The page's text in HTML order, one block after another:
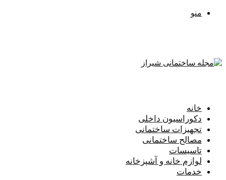
منو
خانه
دکوراسیون داخلی
تجهیزات ساختمانی
مصالح ساختمانی
تاسیسات
لوازم خانه و آشپزخانه
خدمات